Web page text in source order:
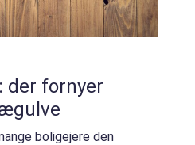
der fornyer
boligejere den